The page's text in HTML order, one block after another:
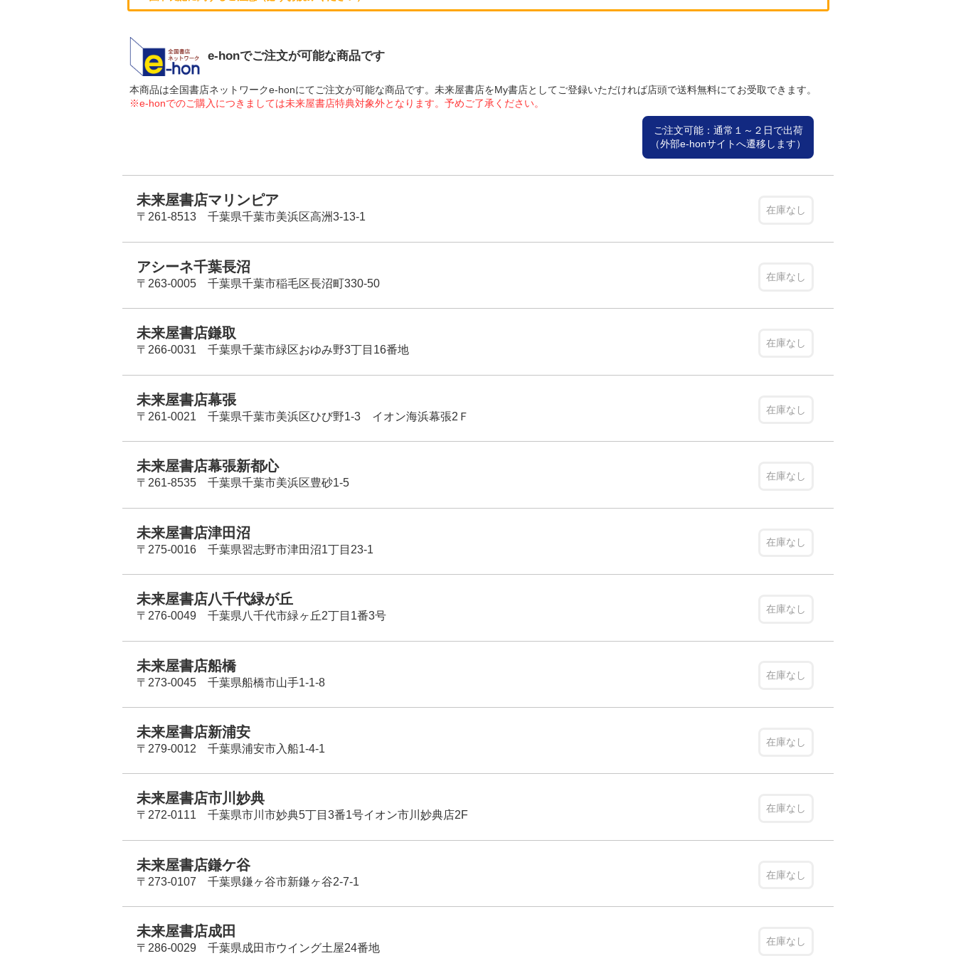
e-honでご注文が可能な商品です
本商品は全国書店ネットワークe-honにてご注文が可能な商品です。未来屋書店をMy書店としてご登録いただければ店頭で送料無料にてお受取できます。
※e-honでのご購入につきましては未来屋書店特典対象外となります。予めご了承ください。
ご注文可能：通常１～２日で出荷
（外部e-honサイトへ遷移します）
未来屋書店マリンピア
〒261-8513 千葉県千葉市美浜区高洲3-13-1
在庫なし
アシーネ千葉長沼
〒263-0005 千葉県千葉市稲毛区長沼町330-50
在庫なし
未来屋書店鎌取
〒266-0031 千葉県千葉市緑区おゆみ野3丁目16番地
在庫なし
未来屋書店幕張
〒261-0021 千葉県千葉市美浜区ひび野1-3 イオン海浜幕張2Ｆ
在庫なし
未来屋書店幕張新都心
〒261-8535 千葉県千葉市美浜区豊砂1-5
在庫なし
未来屋書店津田沼
〒275-0016 千葉県習志野市津田沼1丁目23-1
在庫なし
未来屋書店八千代緑が丘
〒276-0049 千葉県八千代市緑ヶ丘2丁目1番3号
在庫なし
未来屋書店船橋
〒273-0045 千葉県船橋市山手1-1-8
在庫なし
未来屋書店新浦安
〒279-0012 千葉県浦安市入船1-4-1
在庫なし
未来屋書店市川妙典
〒272-0111 千葉県市川市妙典5丁目3番1号イオン市川妙典店2F
在庫なし
未来屋書店鎌ケ谷
〒273-0107 千葉県鎌ヶ谷市新鎌ヶ谷2-7-1
在庫なし
未来屋書店成田
〒286-0029 千葉県成田市ウイング土屋24番地
在庫なし